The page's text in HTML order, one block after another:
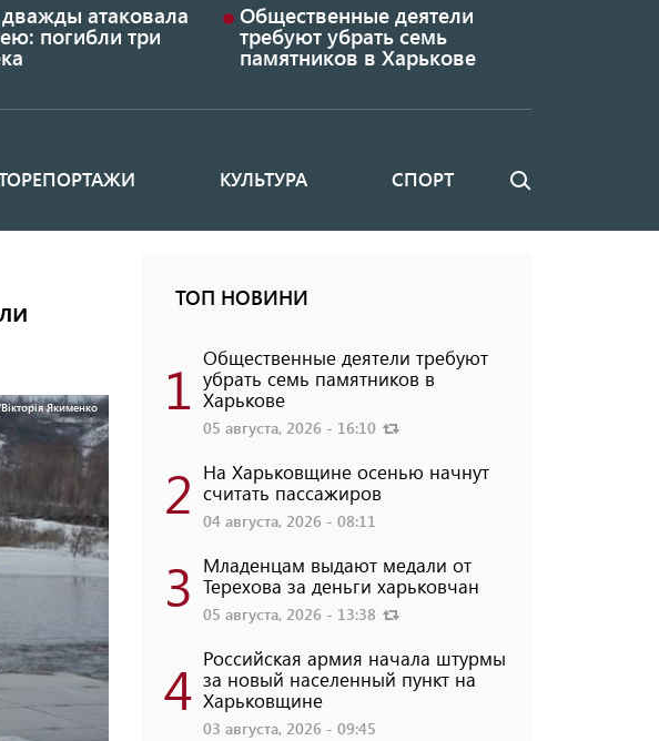
дважды атаковала
погибли три
Общественные деятели
требуют убрать семь
памятников в Харькове
КУЛЬТУРА СПОРТ Поиск
Якименко
ТОП НОВИНИ
1 Общественные деятели требуют
убрать семь памятников в
Харькове
05 августа, 2026 - 16:10
2 На Харьковщине осенью начнут
считать пассажиров
04 августа, 2026 - 08:11
3 Младенцам выдают медали от
Терехова за деньги харьковчан
05 августа, 2026 - 13:38
4 Российская армия начала штурмы
за новый населенный пункт на
Харьковщине
03 августа, 2026 - 09:45